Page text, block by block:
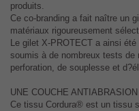
produits.
Ce co-branding a fait naître un
matériaux rigoureusement
Le gilet X-PROTECT a ainsi
soumis à de nombreux tests
perforation, de souplesse et
UNE COUCHE
Ce tissu Cordura® est un tissu